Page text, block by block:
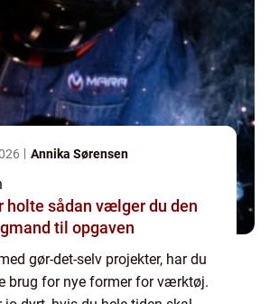
Annika Sørensen
du den
til opgaven
gør-det-selv projekter, har du
brug for nye former for værktøj.